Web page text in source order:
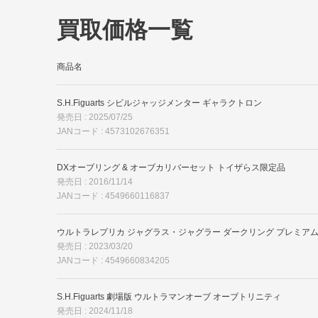
買取価格一覧
商品名
S.H.Figuarts シビルジャッジメンター ギャラクトロン
発売日 : 2025/07/25
JANコード : 4573102676351
DXオーブリング & オーブカリバーセット トイザらス限定品
発売日 : 2016/11/14
JANコード : 4549660116837
ウルトラレプリカ ジャグラス・ジャグラー ダークリング プレミア
発売日 : 2023/03/20
JANコード : 4549660834205
S.H.Figuarts 劇場版 ウルトラマンオーブ オーブトリニティ
発売日 : 2024/11/18